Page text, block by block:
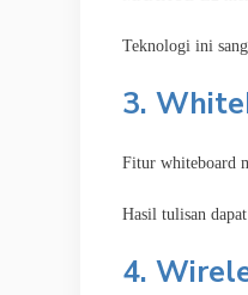
Teknologi ini
3.
Fitur whiteboard
Hasil tulisan
4.